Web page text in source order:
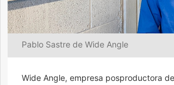
Pablo Sastre de Wide Angle
Wide Angle, empresa posproductora